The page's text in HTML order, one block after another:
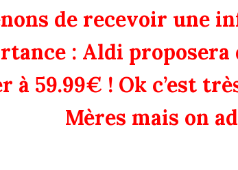
de recevoir une
: Aldi proposera
à 59.99€ ! Ok c’est
Mères mais on